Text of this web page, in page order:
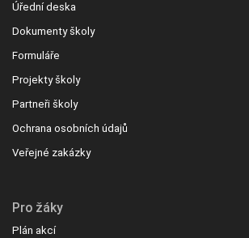
Úřední deska
Dokumenty školy
Formuláře
Projekty školy
Partneři školy
Ochrana osobních údajů
Veřejné zakázky
Pro žáky
Plán akcí